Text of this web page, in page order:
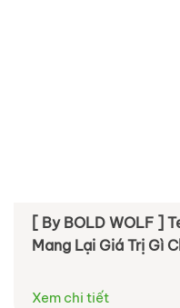
[ By BOLD WOLF ] Teambuilding Adventure
Mang Lại Giá Trị Gì
Xem chi tiết